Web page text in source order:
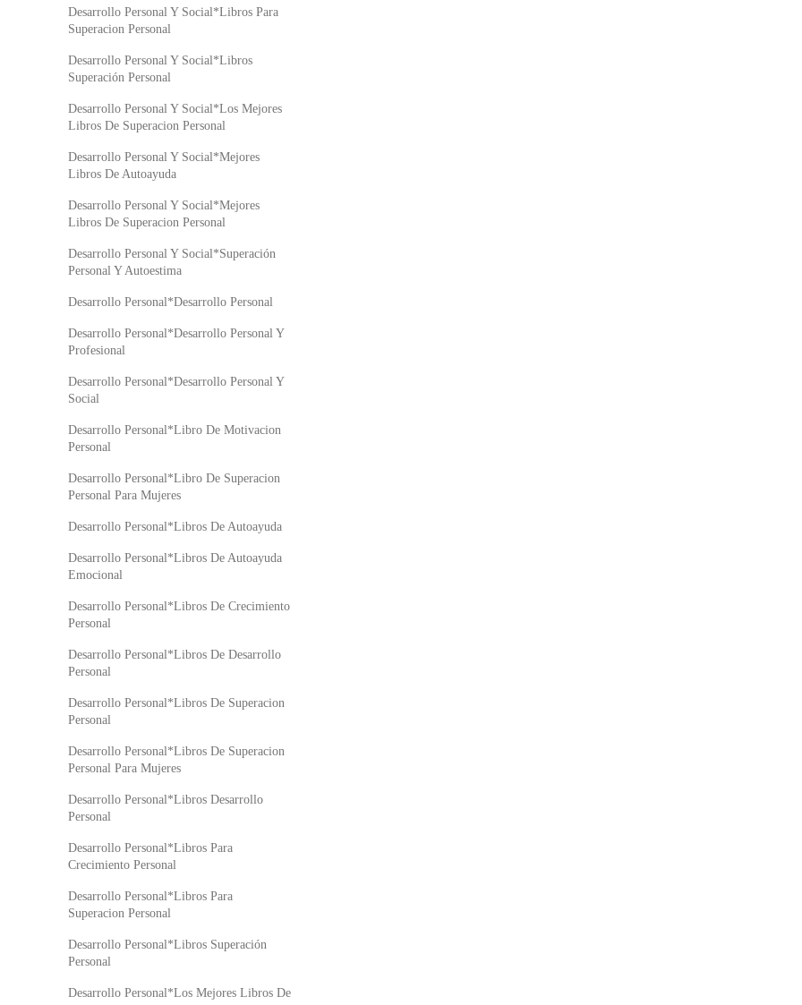
Desarrollo Personal Y Social*Libros Para
Superacion Personal
Desarrollo Personal Y Social*Libros
Superación Personal
Desarrollo Personal Y Social*Los Mejores
Libros De Superacion Personal
Desarrollo Personal Y Social*Mejores
Libros De Autoayuda
Desarrollo Personal Y Social*Mejores
Libros De Superacion Personal
Desarrollo Personal Y Social*Superación
Personal Y Autoestima
Desarrollo Personal*Desarrollo Personal
Desarrollo Personal*Desarrollo Personal Y
Profesional
Desarrollo Personal*Desarrollo Personal Y
Social
Desarrollo Personal*Libro De Motivacion
Personal
Desarrollo Personal*Libro De Superacion
Personal Para Mujeres
Desarrollo Personal*Libros De Autoayuda
Desarrollo Personal*Libros De Autoayuda
Emocional
Desarrollo Personal*Libros De Crecimiento
Personal
Desarrollo Personal*Libros De Desarrollo
Personal
Desarrollo Personal*Libros De Superacion
Personal
Desarrollo Personal*Libros De Superacion
Personal Para Mujeres
Desarrollo Personal*Libros Desarrollo
Personal
Desarrollo Personal*Libros Para
Crecimiento Personal
Desarrollo Personal*Libros Para
Superacion Personal
Desarrollo Personal*Libros Superación
Personal
Desarrollo Personal*Los Mejores Libros De